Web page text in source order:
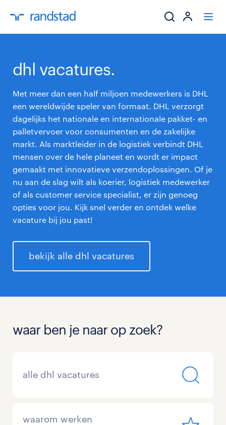
mijn carrière
over randstad
dhl vacatures.
Met meer dan een half miljoen medewerkers is DHL
een wereldwijde speler van formaat. DHL verzorgt
dagelijks het nationale en internationale pakket- en
palletvervoer voor consumenten en de zakelijke
markt. Als marktleider in de logistiek verbindt DHL
mensen over de hele planeet en wordt er impact
gemaakt met innovatieve verzendoplossingen. Of je
nu aan de slag wilt als koerier, logistiek medewerker
of als customer service specialist, er zijn genoeg
opties voor jou. Kijk snel verder en ontdek welke
vacature bij jou past!
bekijk alle dhl vacatures
waar ben je naar op zoek?
alle dhl vacatures
waarom werken